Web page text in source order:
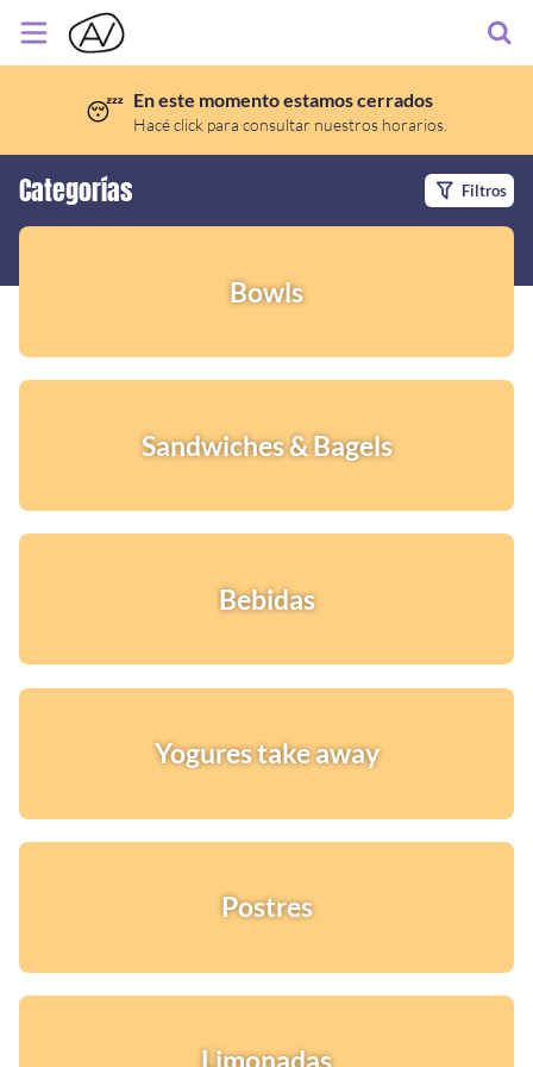
Inicio
Ubicación
tienda así para mi
😴 En este momento estamos cerrados
Hacé click para consultar nuestros horarios.
Categorías Filtros
Bowls
Sandwiches & Bagels
Bebidas
Yogures take away
Postres